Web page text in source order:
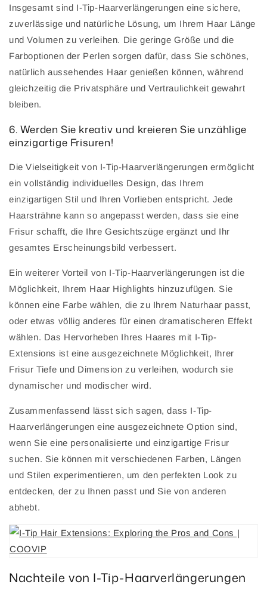
Insgesamt sind I-Tip-Haarverlängerungen eine sichere,
zuverlässige und natürliche Lösung, um Ihrem Haar Länge
und Volumen zu verleihen. Die geringe Größe und die
Farboptionen der Perlen sorgen dafür, dass Sie schönes,
natürlich aussehendes Haar genießen können, während
gleichzeitig die Privatsphäre und Vertraulichkeit gewahrt
bleiben.
6. Werden Sie kreativ und kreieren Sie unzählige
einzigartige Frisuren!
Die Vielseitigkeit von I-Tip-Haarverlängerungen ermöglicht
ein vollständig individuelles Design, das Ihrem
einzigartigen Stil und Ihren Vorlieben entspricht. Jede
Haarsträhne kann so angepasst werden, dass sie eine
Frisur schafft, die Ihre Gesichtszüge ergänzt und Ihr
gesamtes Erscheinungsbild verbessert.
Ein weiterer Vorteil von I-Tip-Haarverlängerungen ist die
Möglichkeit, Ihrem Haar Highlights hinzuzufügen. Sie
können eine Farbe wählen, die zu Ihrem Naturhaar passt,
oder etwas völlig anderes für einen dramatischeren Effekt
wählen. Das Hervorheben Ihres Haares mit I-Tip-
Extensions ist eine ausgezeichnete Möglichkeit, Ihrer
Frisur Tiefe und Dimension zu verleihen, wodurch sie
dynamischer und modischer wird.
Zusammenfassend lässt sich sagen, dass I-Tip-
Haarverlängerungen eine ausgezeichnete Option sind,
wenn Sie eine personalisierte und einzigartige Frisur
suchen. Sie können mit verschiedenen Farben, Längen
und Stilen experimentieren, um den perfekten Look zu
entdecken, der zu Ihnen passt und Sie von anderen
abhebt.
Nachteile von I-Tip-Haarverlängerungen